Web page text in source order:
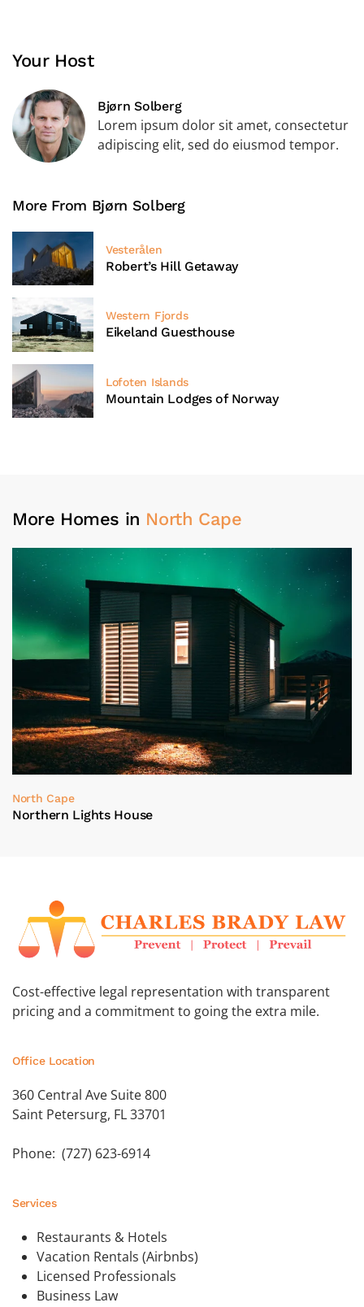
Your Host
Bjørn Solberg
Lorem ipsum dolor sit amet, consectetur
adipiscing elit, sed do eiusmod tempor.
More From Bjørn Solberg
Vesterålen
Robert’s Hill Getaway
Western Fjords
Eikeland Guesthouse
Lofoten Islands
Mountain Lodges of Norway
More Homes in North Cape
North Cape
Northern Lights House
Cost-effective legal representation with transparent
pricing and a commitment to going the extra mile.
Office Location
360 Central Ave Suite 800
Saint Petersurg, FL 33701
Phone: (727) 623-6914
Services
Restaurants & Hotels
Vacation Rentals (Airbnbs)
Licensed Professionals
Business Law